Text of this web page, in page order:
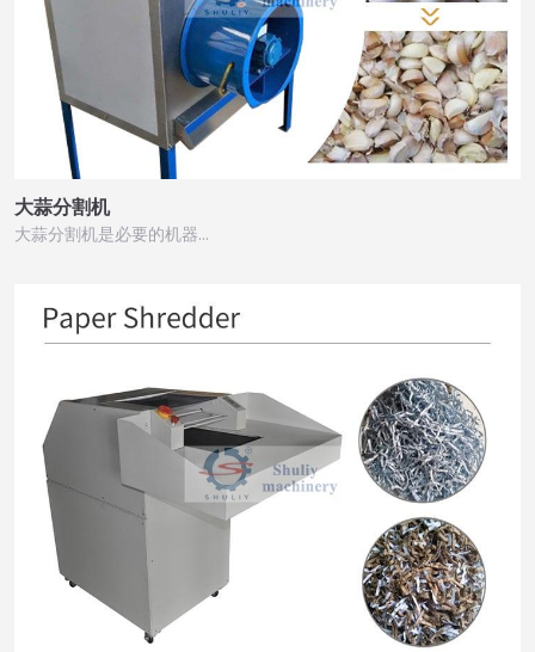
大蒜分割机
大蒜分割机是必要的机器…